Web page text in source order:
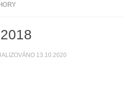
13.10.2020